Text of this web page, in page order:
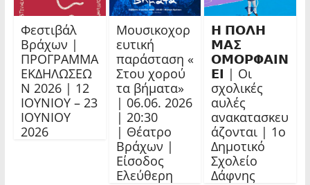
Φεστιβάλ
Βράχων |
ΠΡΟΓΡΑΜΜΑ
ΕΚΔΗΛΩΣΕΩ
Ν 2026 | 12
ΙΟΥΝΙΟΥ – 23
ΙΟΥΝΙΟΥ
2026
Μουσικοχορ
ευτική
παράσταση «
Στου χορού
τα βήματα»
| 06.06. 2026
| 20:30
| Θέατρο
Βράχων |
Είσοδος
Ελεύθερη
𝝜 𝝥𝝤𝝠𝝜
𝝡𝝖𝝨
𝝤𝝡𝝤𝝦𝝫𝝖𝝞𝝢
𝝚𝝞 | Οι
σχολικές
αυλές
ανακατασκευ
άζονται | 1ο
Δημοτικό
Σχολείο
Δάφνης